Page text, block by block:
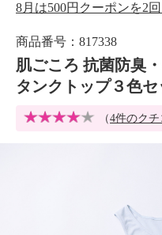
8月は500円クーポンを2
商品番号：817338
肌ごころ 抗菌防臭
タンクトップ３色セ
（4件のクチ